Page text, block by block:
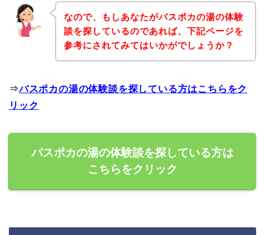
なので、もしあなたがバスポカの湯の体験
談を探しているのであれば、下記ページを
参考にされてみてはいかがでしょうか？
⇒バスポカの湯の体験談を探している方はこちらをク
リック
バスポカの湯の体験談を探している方は
こちらをクリック